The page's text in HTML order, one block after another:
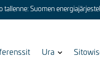
tallenne: Suomen
Show
Ura
Show